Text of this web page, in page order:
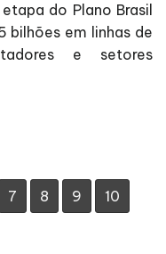
do Plano Brasil
bilhões em linhas de
e setores
7 8 9 10